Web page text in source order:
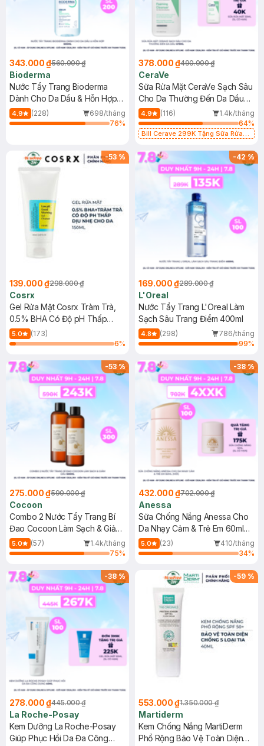
343.000 ₫560.000 ₫
Bioderma
Nước Tẩy Trang Bioderma
Dành Cho Da Dầu & Hỗn Hợp
500ml
4.9 (228)
698/tháng
76%
378.000 ₫490.000 ₫
CeraVe
Sữa Rửa Mặt CeraVe Sạch Sâu
Cho Da Thường Đến Da Dầu
473ml
4.9 (116)
1.4k/tháng
64%
Bill Cerave 299K Tặng Sữa Rửa
-53 %
139.000 ₫298.000 ₫
Cosrx
Gel Rửa Mặt Cosrx Tràm Trà,
0.5% BHA Có Độ pH Thấp
150ml
5.0
(173)
6%
-42%
169.000 ₫289.000 ₫
L'Oreal
Nước Tẩy Trang L'Oreal Làm
Sạch Sâu Trang Điểm 400ml
4.8 (298)
786/tháng
99%
-53%
275.000 ₫590.000 ₫
Cocoon
Combo 2 Nước Tẩy Trang Bí
Đao Cocoon Làm Sạch & Giảm
Dầu 500ml
5.0 (57)
1.4k/tháng
75%
-38%
432.000 ₫702.000 ₫
Anessa
Sữa Chống Nắng Anessa Cho
Da Nhạy Cảm & Trẻ Em 60ml
(Mới)
5.0 (23)
410/tháng
34%
-38%
278.000 ₫445.000 ₫
La Roche-Posay
Kem Dưỡng La Roche-Posay
Giúp Phục Hồi Da Đa Công
-59 %
553.000 ₫1.350.000 ₫
Martiderm
Kem Chống Nắng MartiDerm
Phổ Rộng Bảo Vệ Toàn Diện